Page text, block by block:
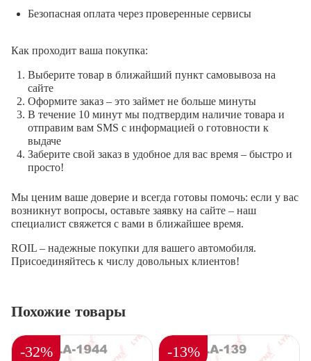
Безопасная оплата через проверенные сервисы
Как проходит ваша покупка:
Выберите товар в ближайший пункт самовывоза на
сайте
Оформите заказ – это займет не больше минуты
В течение 10 минут мы подтвердим наличие товара и
отправим вам SMS с информацией о готовности к
выдаче
Заберите свой заказ в удобное для вас время – быстро и
просто!
Мы ценим ваше доверие и всегда готовы помочь: если у вас
возникнут вопросы, оставьте заявку на сайте – наш
специалист свяжется с вами в ближайшее время.
ROIL – надежные покупки для вашего автомобиля.
Присоединяйтесь к числу довольных клиентов!
Похожие товары
-32% -13%